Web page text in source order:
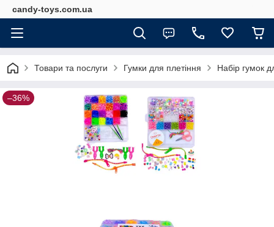
candy-toys.com.ua
Товари та послуги Гумки для плетіння Набір гумок
–36%